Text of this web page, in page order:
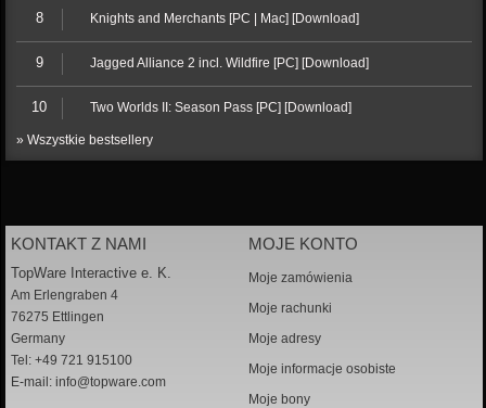
8 Knights and Merchants [PC | Mac] [Download]
9 Jagged Alliance 2 incl. Wildfire [PC] [Download]
10 Two Worlds II: Season Pass [PC] [Download]
» Wszystkie bestsellery
KONTAKT Z NAMI
TopWare Interactive e. K.
Am Erlengraben 4
76275 Ettlingen
Germany
Tel: +49 721 915100
E-mail: info@topware.com
MOJE KONTO
Moje zamówienia
Moje rachunki
Moje adresy
Moje informacje osobiste
Moje bony